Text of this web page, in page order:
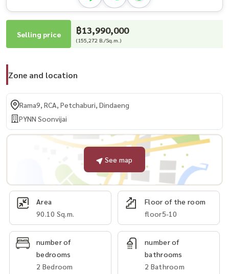
Selling price ฿13,990,000
(155,272 B./Sq.m.)
Zone and location
Rama9, RCA, Petchaburi, Dindaeng
PYNN Soonvijai
See map
Area
90.10 Sq.m.
Floor of the room
floor5-10
number of
bedrooms
2 Bedroom
number of
bathrooms
2 Bathroom